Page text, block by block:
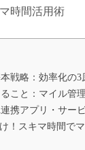
時間活用術
戦略：効率化の3
こと：マイル管
携アプリ・サー
！スキマ時間で